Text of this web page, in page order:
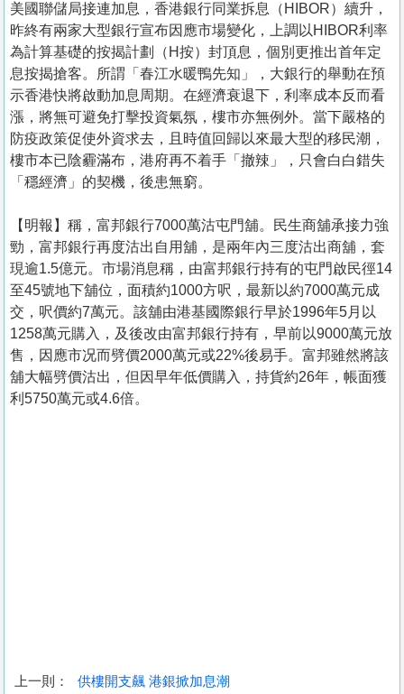
美國聯儲局接連加息，香港銀行同業拆息（HIBOR）續升，
昨終有兩家大型銀行宣布因應市場變化，上調以HIBOR利率
為計算基礎的按揭計劃（H按）封頂息，個別更推出首年定
息按揭搶客。所謂「春江水暖鴨先知」，大銀行的舉動在預
示香港快將啟動加息周期。在經濟衰退下，利率成本反而看
漲，將無可避免打擊投資氣氛，樓市亦無例外。當下嚴格的
防疫政策促使外資求去，且時值回歸以來最大型的移民潮，
樓市本已陰霾滿布，港府再不着手「撤辣」，只會白白錯失
「穩經濟」的契機，後患無窮。
【明報】稱，富邦銀行7000萬沽屯門舖。民生商舖承接力強
勁，富邦銀行再度沽出自用舖，是兩年內三度沽出商舖，套
現逾1.5億元。市場消息稱，由富邦銀行持有的屯門啟民徑14
至45號地下舖位，面積約1000方呎，最新以約7000萬元成
交，呎價約7萬元。該舖由港基國際銀行早於1996年5月以
1258萬元購入，及後改由富邦銀行持有，早前以9000萬元放
售，因應市况而劈價2000萬元或22%後易手。富邦雖然將該
舖大幅劈價沽出，但因早年低價購入，持貨約26年，帳面獲
利5750萬元或4.6倍。
上一則： 供樓開支飆 港銀掀加息潮